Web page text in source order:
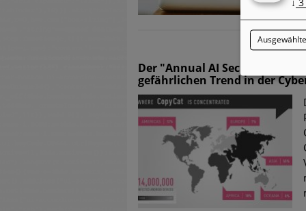
Der "Annual AI Security
gefährlichen Trend in der